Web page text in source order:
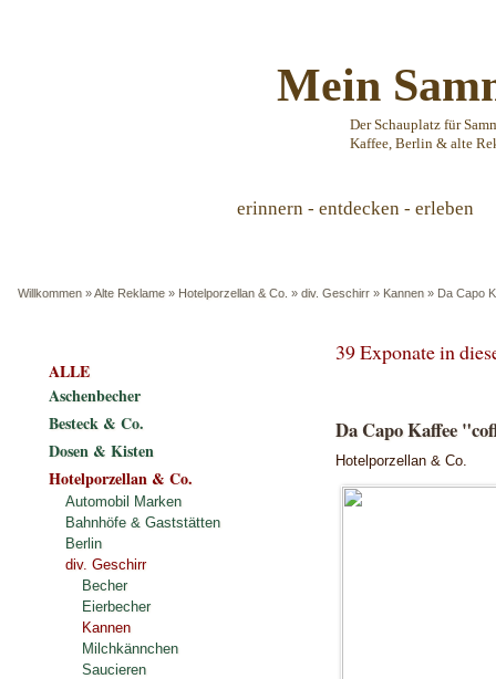
Mein
Der Schauplatz für
Kaffee, Berlin & alte
erinnern - entdecken - erleben
Willkommen »Alte Reklame » Hotelporzellan & Co. » div. Geschirr » Kannen » Da Capo
39 Exponate in
Da Capo Kaffee
Hotelporzellan & Co.
ALLE
Aschenbecher
Besteck & Co.
Dosen & Kisten
Hotelporzellan & Co.
Automobil Marken
Bahnhöfe & Gaststätten
Berlin
div. Geschirr
Becher
Eierbecher
Kannen
Milchkännchen
Saucieren